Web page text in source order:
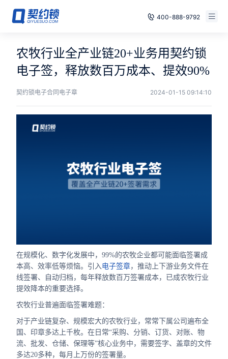
400-888-9792
电子签章
印章管控
数字存档
我们
免费试用
已有账号，登录
农牧行业全产业链20+业务用契约锁
电子签，释放数百万成本、提效90%
契约锁电子合同电子章 2024-01-15 09:14:10
在规模化、数字化发展中，99%的农牧企业都可能面临签署成
本高、效率低等烦恼。引入电子签章，推动上下游业务文件在
线签署、自动归档，每年释放数百万签署成本，已成农牧行业
提效降本的重要选择。
农牧行业普遍面临签署难题：
对于产业链复杂、规模宏大的农牧行业，常常下属公司遍布全
国、印章多达上千枚。在日常“采购、分销、订货、对账、物
流、批发、仓储、保理等”核心业务中，需要签字、盖章的文件
多达20多种，每月上万份的签署量。